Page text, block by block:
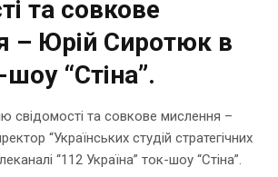
та совкове
– Юрій Сиротюк в
шоу “Стіна”.
свідомості та совкове мислення –
“Українських студій стратегічних
“112 Україна” ток-шоу “Стіна”.